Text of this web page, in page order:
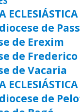
de
de Erexim
de
de Vacaria
de